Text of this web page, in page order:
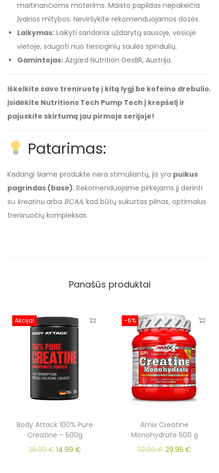
maitinančioms moterims. Maisto papildas nepakeičia
įvairios mitybos. Neviršykite rekomenduojamos dozės.
Laikymas: Laikyti sandariai uždarytą sausoje, vėsioje
vietoje, saugoti nuo tiesioginių saulės spindulių.
Gamintojas: Azgard Nutrition GesBR, Austrija.
Iškelkite savo treniruotę į kitą lygį be kofeino drebulio.
Įsidėkite Nutritions Tech Pump Tech į krepšelį ir
pajuskite skirtumą jau pirmoje serijoje!
Patarimas:
Kadangi šiame produkte nėra stimuliantų, jis yra puikus
pagrindas (base). Rekomenduojame pirkėjams jį derinti
su kreatinuarba BCAA, kad būtų sukurtas pilnas, optimalus
treniruočių kompleksas.
Panašūs produktai
Akcija!
Body Attack 100% Pure
Creatine – 500g
25.00€ 14.99 €
-6%
Amix Creatine
Monohydrate 500 g
32.00€ 29.95 €